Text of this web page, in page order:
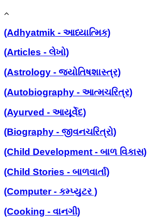
(Adhyatmik - આધ્યાત્મિક)
(Articles - લેખો)
(Astrology - જ્યોતિષશાસ્ત્ર)
(Autobiography - આત્મચરિત્ર)
(Ayurved - આયૂર્વેદ)
(Biography - જીવનચરિત્રો)
(Child Development - બાળ વિકાસ)
(Child Stories - બાળવાર્તા)
(Computer - કમ્પ્યુટર )
(Cooking - વાનગી)